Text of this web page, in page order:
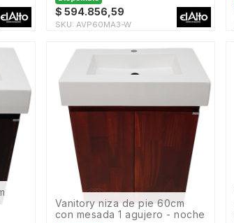
$ 594.856,59
SKU: AVP60MA3-W
vanitory niza de pie 60cm
con mesada 1 agujero - noche